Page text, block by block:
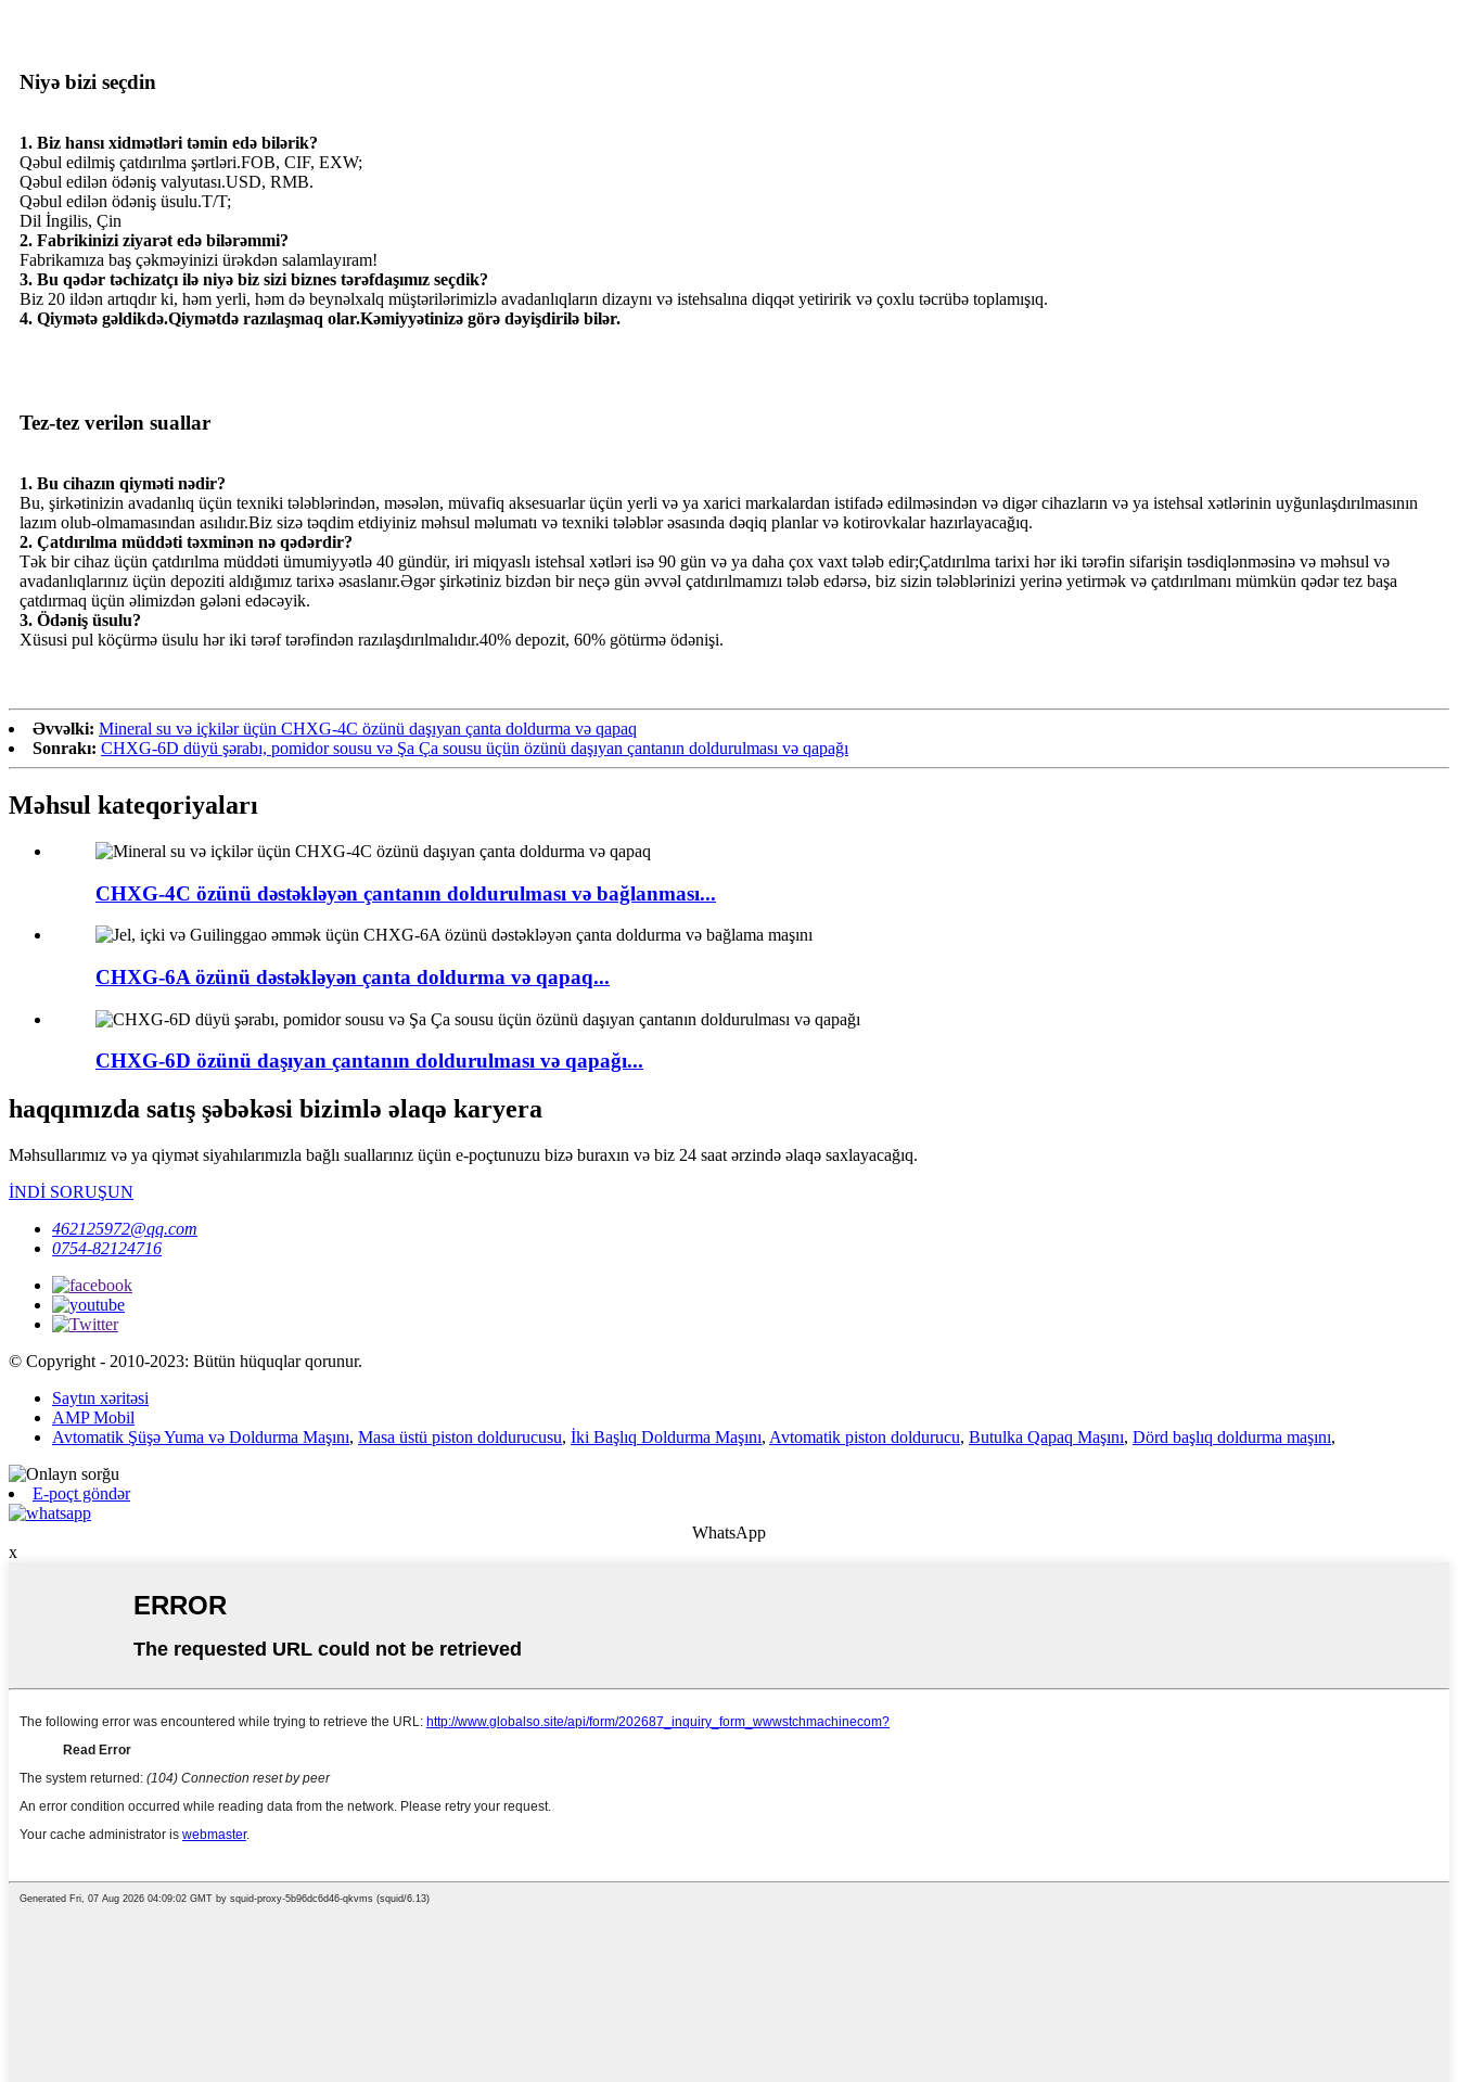
Niyə bizi seçdin
1. Biz hansı xidmətləri təmin edə bilərik?
Qəbul edilmiş çatdırılma şərtləri.FOB, CIF, EXW;
Qəbul edilən ödəniş valyutası.USD, RMB.
Qəbul edilən ödəniş üsulu.T/T;
Dil İngilis, Çin
2. Fabrikinizi ziyarət edə bilərəmmi?
Fabrikamıza baş çəkməyinizi ürəkdən salamlayıram!
3. Bu qədər təchizatçı ilə niyə biz sizi biznes tərəfdaşımız seçdik?
Biz 20 ildən artıqdır ki, həm yerli, həm də beynəlxalq müştərilərimizlə avadanlıqların dizaynı və istehsalına diqqət yetiririk və çoxlu təcrübə toplamışıq.
4. Qiymətə gəldikdə.Qiymətdə razılaşmaq olar.Kəmiyyətinizə görə dəyişdirilə bilər.
Tez-tez verilən suallar
1. Bu cihazın qiyməti nədir?
Bu, şirkətinizin avadanlıq üçün texniki tələblərindən, məsələn, müvafiq aksesuarlar üçün yerli və ya xarici markalardan istifadə edilməsindən və digər cihazların və ya istehsal xətlərinin uyğunlaşdırılmasının
lazım olub-olmamasından asılıdır.Biz sizə təqdim etdiyiniz məhsul məlumatı və texniki tələblər əsasında dəqiq planlar və kotirovkalar hazırlayacağıq.
2. Çatdırılma müddəti təxminən nə qədərdir?
Tək bir cihaz üçün çatdırılma müddəti ümumiyyətlə 40 gündür, iri miqyaslı istehsal xətləri isə 90 gün və ya daha çox vaxt tələb edir;Çatdırılma tarixi hər iki tərəfin sifarişin təsdiqlənməsinə və məhsul və
avadanlıqlarınız üçün depoziti aldığımız tarixə əsaslanır.Əgər şirkətiniz bizdən bir neçə gün əvvəl çatdırılmamızı tələb edərsə, biz sizin tələblərinizi yerinə yetirmək və çatdırılmanı mümkün qədər tez başa
çatdırmaq üçün əlimizdən gələni edəcəyik.
3. Ödəniş üsulu?
Xüsusi pul köçürmə üsulu hər iki tərəf tərəfindən razılaşdırılmalıdır.40% depozit, 60% götürmə ödənişi.
Əvvəlki: Mineral su və içkilər üçün CHXG-4C özünü daşıyan çanta doldurma və qapaq
Sonrakı: CHXG-6D düyü şərabı, pomidor sousu və Şa Ça sousu üçün özünü daşıyan çantanın doldurulması və qapağı
Məhsul kateqoriyaları
CHXG-4C özünü dəstəkləyən çantanın doldurulması və bağlanması...
CHXG-6A özünü dəstəkləyən çanta doldurma və qapaq...
CHXG-6D özünü daşıyan çantanın doldurulması və qapağı...
haqqımızda satış şəbəkəsi bizimlə əlaqə karyera
Məhsullarımız və ya qiymət siyahılarımızla bağlı suallarınız üçün e-poçtunuzu bizə buraxın və biz 24 saat ərzində əlaqə saxlayacağıq.
İNDİ SORUŞUN
462125972@qq.com
0754-82124716
© Copyright - 2010-2023: Bütün hüquqlar qorunur.
Saytın xəritəsi
AMP Mobil
Avtomatik Şüşə Yuma və Doldurma Maşını, Masa üstü piston doldurucusu, İki Başlıq Doldurma Maşını, Avtomatik piston doldurucu, Butulka Qapaq Maşını, Dörd başlıq doldurma maşını,
E-poçt göndər
WhatsApp
x